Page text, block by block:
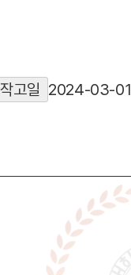
작고일 2024-03-01